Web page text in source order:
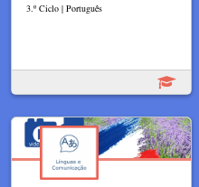
3.º Ciclo | Português